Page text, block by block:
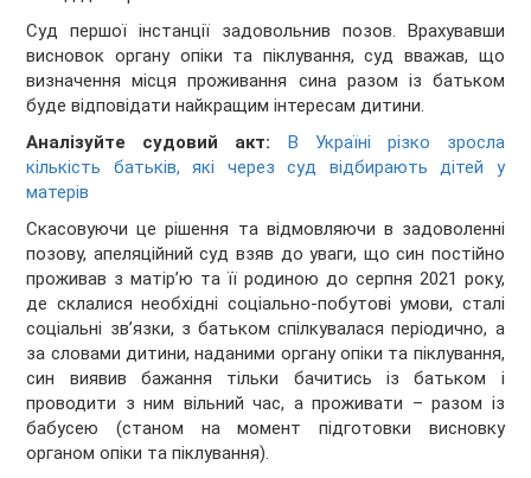
Суд першої інстанції задовольнив позов. Врахувавши
висновок органу опіки та піклування, суд вважав, що
визначення місця проживання сина разом із батьком
буде відповідати найкращим інтересам дитини.
Аналізуйте судовий акт:
В Україні різко зросла
кількість батьків, які через суд відбирають дітей у
матерів
Скасовуючи це рішення та відмовляючи в задоволенні
позову, апеляційний суд взяв до уваги, що син постійно
проживав з матір’ю та її родиною до серпня 2021 року,
де склалися необхідні соціально-побутові умови, сталі
соціальні зв’язки, з батьком спілкувалася періодично, а
за словами дитини, наданими органу опіки та піклування,
син виявив бажання тільки бачитись із батьком і
проводити з ним вільний час, а проживати – разом із
бабусею (станом на момент підготовки висновку
органом опіки та піклування).